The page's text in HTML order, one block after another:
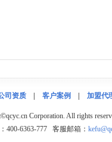
司资质 客户案例 加盟代
Corporation. All rights
400-6363-777 客服邮箱：